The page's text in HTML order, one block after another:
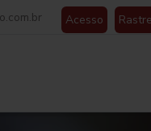
Acesso